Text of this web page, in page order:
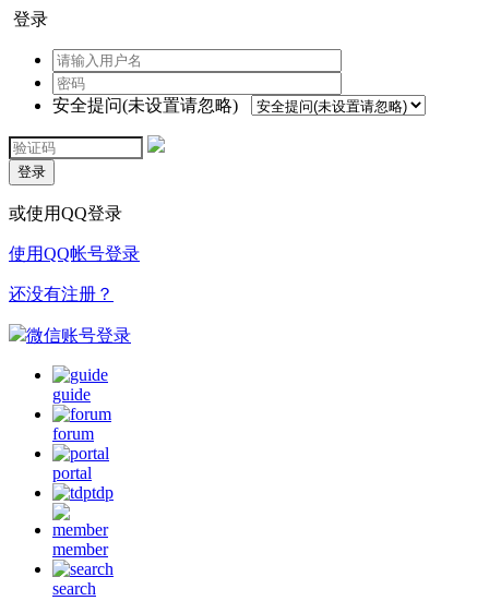
登录
安全提问(未设置请忽略)
登录
或使用QQ登录
使用QQ帐号登录
还没有注册？
微信账号登录
guide
forum
portal
tdp
member
search